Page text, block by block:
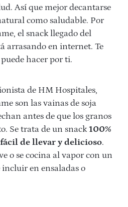
Así que mejor decantarse
como saludable. Por
el snack llegado del
arrasando en internet. Te
hacer por ti.
de HM Hospitales,
son las vainas de soja
antes de que los granos
Se trata de un snack 100%
de llevar y delicioso.
o se cocina al vapor con un
incluir en ensaladas o